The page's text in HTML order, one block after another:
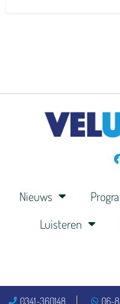
Nieuws
Luisteren
0341-360148 06-